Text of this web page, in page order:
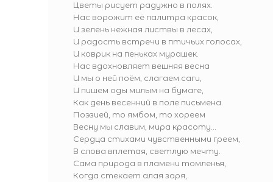
Цветы рисует радужно в полях.
Нас ворожит её палитра красок,
И зелень нежная листвы в лесах,
И радость встречи в птичьих голосах,
И коврик на пеньках мурашек.
Нас вдохновляет вешняя весна
И мы о ней поём, слагаем саги,
И пишем оды милым на бумаге,
Как день весенний в поле письмена.
Поэзией, то ямбом, то хореем
Весну мы славим, мира красоту...
Сердца стихами чувственными греем,
В слова вплетая, светлую мечту.
Сама природа в пламени томленья,
Когда стекает алая заря,